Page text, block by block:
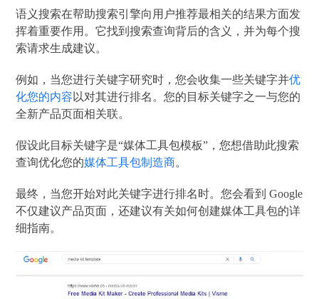
语义搜索在帮助搜索引擎向用户推荐最相关的结果方面发
挥着重要作用。它找到搜索查询背后的含义，并为每个搜
索请求生成建议。
例如，当您进行关键字研究时，您会收集一些关键字并优
化您的内容 以对其进行排名。您的目标关键字之一与您的
全新产品页面相关联。
假设此目标关键字是“媒体工具包模板”，您想借助此搜索
查询优化您的媒体工具包制造商。
最终，当您开始对此关键字进行排名时。您会看到 Google
不仅建议产品页面，还建议有关如何创建媒体工具包的详
细指南。